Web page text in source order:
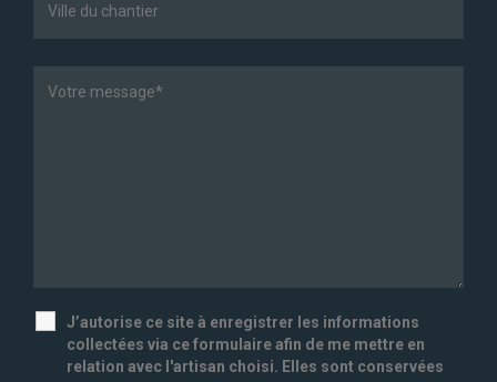
J’autorise ce site à enregistrer les informations
collectées via ce formulaire afin de me mettre en
relation avec l'artisan choisi. Elles sont conservées